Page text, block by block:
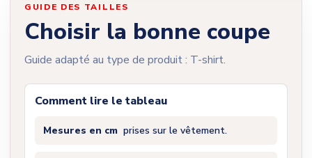
GUIDE DES TAILLES
Choisir la bonne coupe
Guide adapté au type de produit : T-shirt.
Comment lire le tableau
Mesures en cm prises sur le vêtement.